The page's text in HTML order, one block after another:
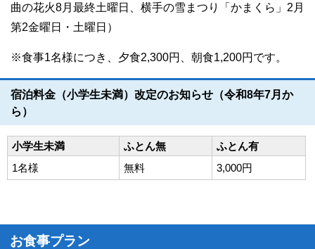
曲の花火8月最終土曜日、横手の雪まつり「かまくら」2月
第2金曜日・土曜日）
※食事1名様につき、夕食2,300円、朝食1,200円です。
宿泊料金（小学生未満）改定のお知らせ（令和8年7月か
ら）
小学生未満 ふとん無
ふとん有
1名様
無料 3,000円
お食事プラン